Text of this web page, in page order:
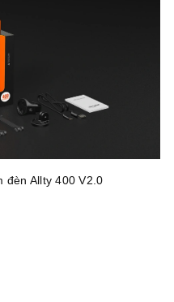
đèn Allty 400 V2.0